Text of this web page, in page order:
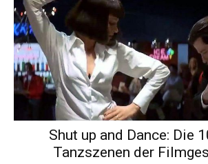
Shut up and Dance: Die
Tanzszenen der